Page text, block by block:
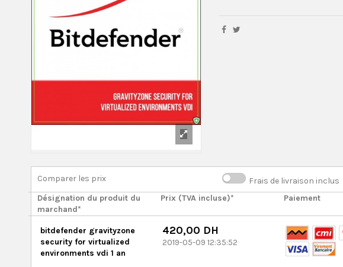
Comparer les prix Frais de livraison inclus
Désignation du produit du
marchand*
Prix (TVA incluse)* Paiement
bitdefender gravityzone
security for virtualized
environments vdi 1 an
420,00 DH
2019-05-09 12:35:52